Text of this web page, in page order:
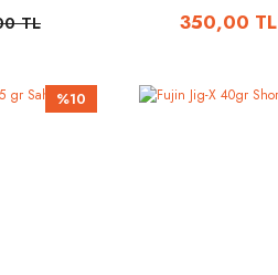
TL 350,00 TL
%10